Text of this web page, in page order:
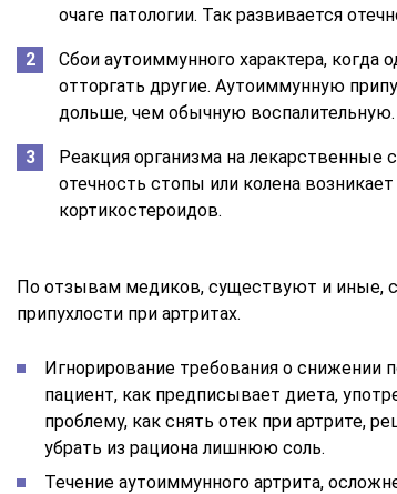
очаге патологии. Так развивается
Сбои аутоиммунного характера, когда
отторгать другие. Аутоиммунную
дольше, чем обычную воспалительную.
Реакция организма на лекарственные
отечность стопы или колена
кортикостероидов.
По отзывам медиков, существуют и иные,
припухлости при артритах.
Игнорирование требования о снижении
пациент, как предписывает диета,
проблему, как снять отек при артрите,
убрать из рациона лишнюю соль.
Течение аутоиммунного артрита,